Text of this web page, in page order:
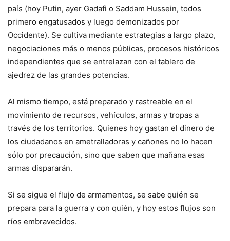
país (hoy Putin, ayer Gadafi o Saddam Hussein, todos
primero engatusados ​​y luego demonizados por
Occidente). Se cultiva mediante estrategias a largo plazo,
negociaciones más o menos públicas, procesos históricos
independientes que se entrelazan con el tablero de
ajedrez de las grandes potencias.
Al mismo tiempo, está preparado y rastreable en el
movimiento de recursos, vehículos, armas y tropas a
través de los territorios. Quienes hoy gastan el dinero de
los ciudadanos en ametralladoras y cañones no lo hacen
sólo por precaución, sino que saben que mañana esas
armas dispararán.
Si se sigue el flujo de armamentos, se sabe quién se
prepara para la guerra y con quién, y hoy estos flujos son
ríos embravecidos.